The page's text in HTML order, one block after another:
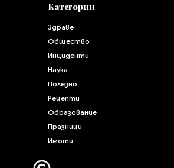
Категории
Здраве
Общество
Инциденти
Наука
Полезно
Рецепти
Образование
Празници
Имоти